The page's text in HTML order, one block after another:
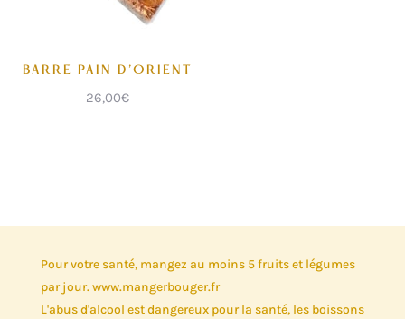
BARRE PAIN D’ORIENT
26,00€
Pour votre santé, mangez au moins 5 fruits et légumes
par jour. www.mangerbouger.fr
L'abus d'alcool est dangereux pour la santé, les boissons